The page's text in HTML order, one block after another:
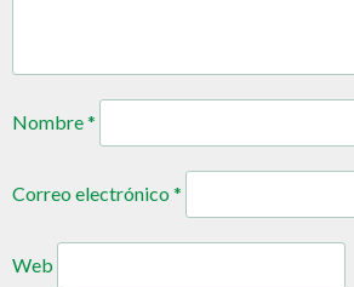
Nombre*
Correo electrónico*
Web